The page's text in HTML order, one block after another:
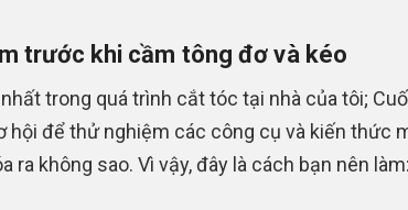
trước khi cầm tông đơ và kéo
trong quá trình cắt tóc tại nhà của tôi;
hội để thử nghiệm các công cụ và kiến thức
ra không sao. Vì vậy, đây là cách bạn nên làm: